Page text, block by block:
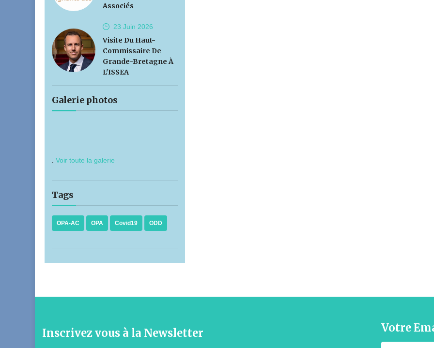
Associés
23 Juin 2026
Visite Du Haut-
Commissaire De
Grande-Bretagne À
L'ISSEA
Galerie photos
Voir toute la galerie
Tags
OPA-AC OPA Covid19 ODD
Inscrivez vous à la Newsletter Votre